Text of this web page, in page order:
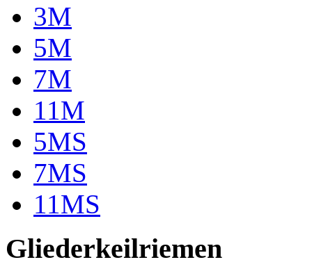
3M
5M
7M
11M
5MS
7MS
11MS
Gliederkeilriemen